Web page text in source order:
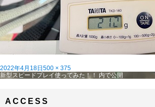
投
稿
2022年4月18日 フ
ル
500 × 375
投
ゲ
新型スピードプレイ使ってみた！！ 内で公開
ACCESS